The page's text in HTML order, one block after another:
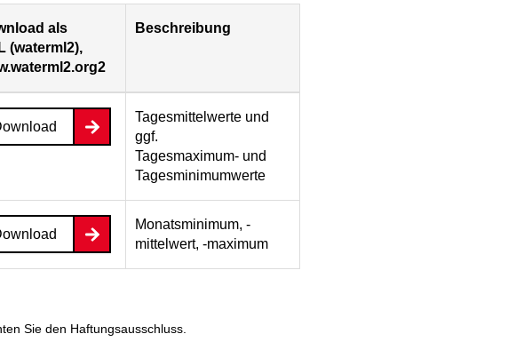
als
(waterml2),
Beschreibung
Tagesmittelwerte und
ggf.
Tagesmaximum- und
Tagesminimumwerte
Monatsminimum, -
mittelwert, -maximum
Sie den Haftungsausschluss.